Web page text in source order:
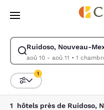
Passer à Contenu Principal
Ruidoso, Nouveau-
aoû 10 - aoû 11 •
Modifiez la recherche pour
Trier et filtrer
1